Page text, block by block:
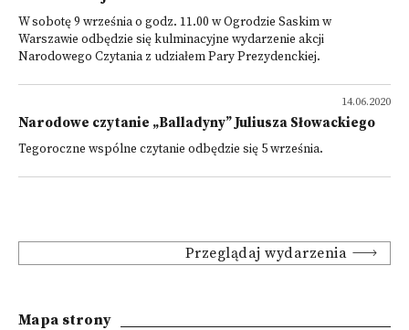
W sobotę 9 września o godz. 11.00 w Ogrodzie Saskim w
Warszawie odbędzie się kulminacyjne wydarzenie akcji
Narodowego Czytania z udziałem Pary Prezydenckiej.
14.06.2020
Narodowe czytanie „Balladyny” Juliusza Słowackiego
Tegoroczne wspólne czytanie odbędzie się 5 września.
Przeglądaj wydarzenia
Mapa strony